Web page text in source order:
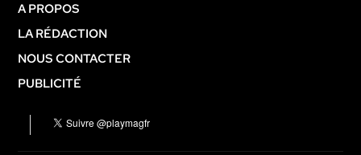
A PROPOS
LA RÉDACTION
NOUS CONTACTER
PUBLICITÉ